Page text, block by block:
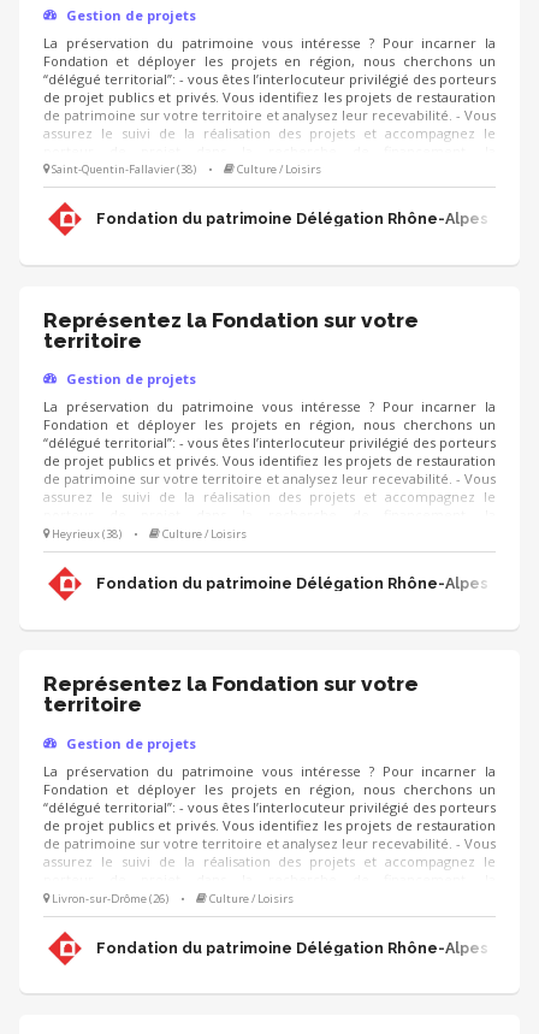
Gestion de projets
La préservation du patrimoine vous intéresse ? Pour incarner la
Fondation et déployer les projets en région, nous cherchons un
“délégué territorial”: - vous êtes l’interlocuteur privilégié des porteurs
de projet publics et privés. Vous identifiez les projets de restauration
de patrimoine sur votre territoire et analysez leur recevabilité. - Vous
assurez le suivi de la réalisation des projets et accompagnez le
communication, l'animation de sa collecte, jusqu'à la clôture du
projet. - Vous contribuez au développement des adhésions et des
ressources (mécènes, donateurs, partenariats, etc.) pour pérenniser
les actions de la Fondation.
Saint-Quentin-Fallavier (38) • Culture / Loisirs
Fondation du patrimoine Délégation Rhône-Alpes
Représentez la Fondation sur votre
territoire
Gestion de projets
La préservation du patrimoine vous intéresse ? Pour incarner la
Fondation et déployer les projets en région, nous cherchons un
“délégué territorial”: - vous êtes l’interlocuteur privilégié des porteurs
de projet publics et privés. Vous identifiez les projets de restauration
de patrimoine sur votre territoire et analysez leur recevabilité. - Vous
assurez le suivi de la réalisation des projets et accompagnez le
communication, l'animation de sa collecte, jusqu'à la clôture du
projet. - Vous contribuez au développement des adhésions et des
ressources (mécènes, donateurs, partenariats, etc.) pour pérenniser
les actions de la Fondation.
Heyrieux (38) • Culture / Loisirs
Fondation du patrimoine Délégation Rhône-Alpes
Représentez la Fondation sur votre
territoire
Gestion de projets
La préservation du patrimoine vous intéresse ? Pour incarner la
Fondation et déployer les projets en région, nous cherchons un
“délégué territorial”: - vous êtes l’interlocuteur privilégié des porteurs
de projet publics et privés. Vous identifiez les projets de restauration
de patrimoine sur votre territoire et analysez leur recevabilité. - Vous
assurez le suivi de la réalisation des projets et accompagnez le
communication, l'animation de sa collecte, jusqu'à la clôture du
projet. - Vous contribuez au développement des adhésions et des
ressources (mécènes, donateurs, partenariats, etc.) pour pérenniser
les actions de la Fondation.
Livron-sur-Drôme (26) • Culture / Loisirs
Fondation du patrimoine Délégation Rhône-Alpes